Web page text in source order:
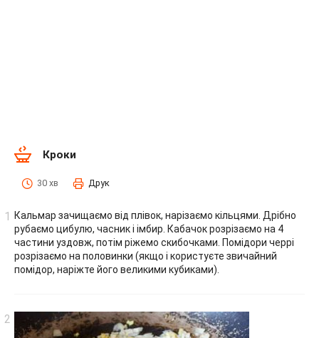
Кроки
30 хв Друк
Кальмар зачищаємо від плівок, нарізаємо кільцями. Дрібно
рубаємо цибулю, часник і імбир. Кабачок розрізаємо на 4
частини уздовж, потім ріжемо скибочками. Помідори черрі
розрізаємо на половинки (якщо і користуєте звичайний
помідор, наріжте його великими кубиками).